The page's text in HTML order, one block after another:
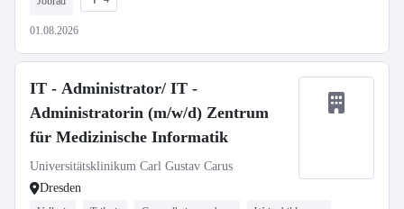
01.08.2026
IT - Administrator/ IT -
Administratorin (m/w/d) Zentrum
für Medizinische Informatik
Universitätsklinikum Carl Gustav Carus
Dresden